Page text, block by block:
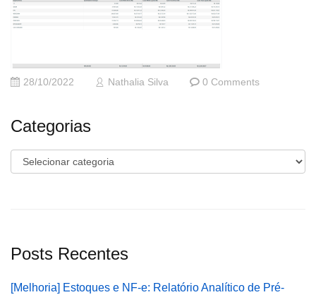
28/10/2022 Nathalia Silva 0 Comments
Categorias
Categorias
Posts Recentes
[Melhoria] Estoques e NF-e: Relatório Analítico de Pré-